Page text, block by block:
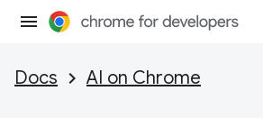
Docs AI on Chrome